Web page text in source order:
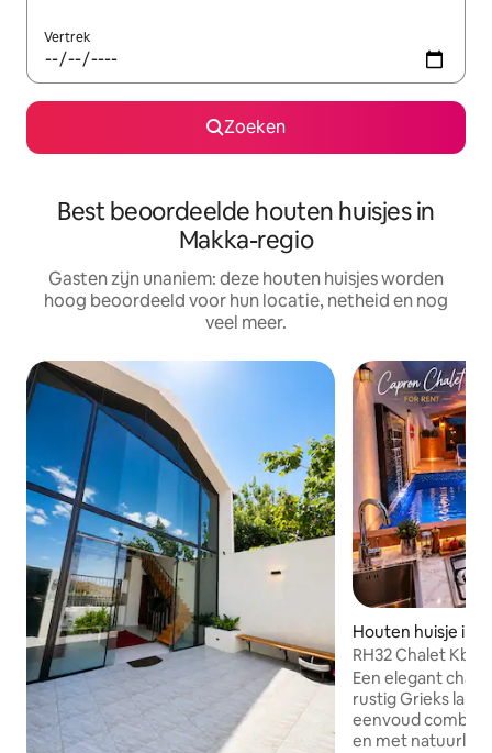
Vertrek
Zoeken
Best beoordeelde houten huisjes in
Makka-regio
Gasten zijn unaniem: deze houten huisjes worden
hoog beoordeeld voor hun locatie, netheid en nog
veel meer.
Houten huisje in
RH32 Chalet
Greece Chalet
Een elegant
rustig Grieks
eenvoud
en met